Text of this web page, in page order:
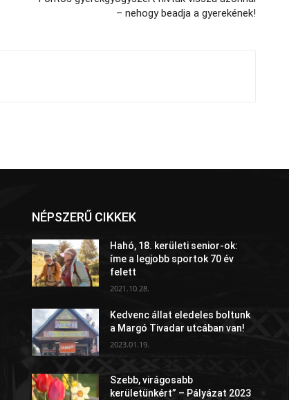
– nehogy beadja a gyerekének!
NÉPSZERŰ CIKKEK
Hahó, 18. kerületi senior-ok:
íme a legjobb sportok 70 év
felett
2021.10.28.
Kedvenc állat eledeles boltunk
a Margó Tivadar utcában van!
2023.01.19.
Szebb, virágosabb
kerületünkért” – Pályázat 2023